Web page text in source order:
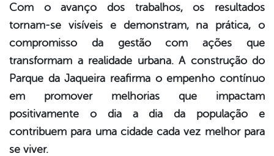
Com o avanço dos trabalhos, os resultados
tornam-se visíveis e demonstram, na prática, o
compromisso da gestão com ações que
transformam a realidade urbana. A construção do
Parque da Jaqueira reafirma o empenho contínuo
em promover melhorias que impactam
positivamente o dia a dia da população e
contribuem para uma cidade cada vez melhor para
se viver.